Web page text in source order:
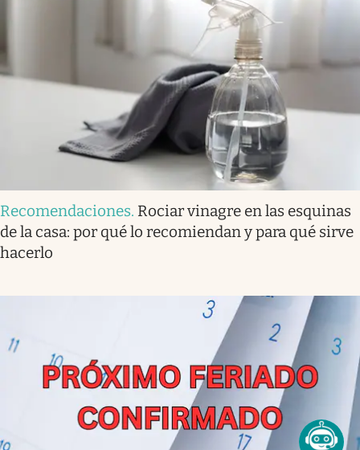
Recomendaciones. Rociar vinagre en las esquinas
de la casa: por qué lo recomiendan y para qué sirve
hacerlo